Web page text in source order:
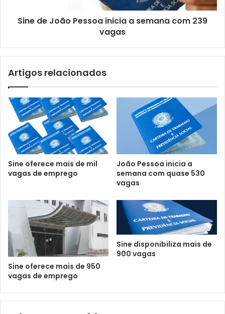
Sine de João Pessoa inicia a semana com 239
vagas
Artigos relacionados
Sine oferece mais de mil
vagas de emprego
João Pessoa inicia a
semana com quase 530
vagas
Sine oferece mais de 950
vagas de emprego
Sine disponibiliza mais de
900 vagas